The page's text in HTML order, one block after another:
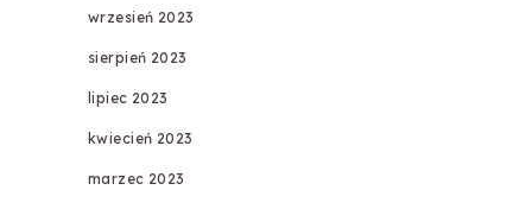
wrzesień 2023
sierpień 2023
lipiec 2023
kwiecień 2023
marzec 2023